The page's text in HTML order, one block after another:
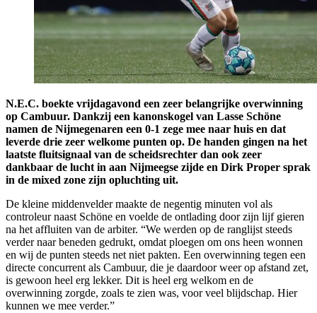
N.E.C. boekte vrijdagavond een zeer belangrijke overwinning
op Cambuur. Dankzij een kanonskogel van Lasse Schöne
namen de Nijmegenaren een 0-1 zege mee naar huis en dat
leverde drie zeer welkome punten op. De handen gingen na het
laatste fluitsignaal van de scheidsrechter dan ook zeer
dankbaar de lucht in aan Nijmeegse zijde en Dirk Proper sprak
in de mixed zone zijn opluchting uit.
De kleine middenvelder maakte de negentig minuten vol als
controleur naast Schöne en voelde de ontlading door zijn lijf gieren
na het affluiten van de arbiter. “We werden op de ranglijst steeds
verder naar beneden gedrukt, omdat ploegen om ons heen wonnen
en wij de punten steeds net niet pakten. Een overwinning tegen een
directe concurrent als Cambuur, die je daardoor weer op afstand zet,
is gewoon heel erg lekker. Dit is heel erg welkom en de
overwinning zorgde, zoals te zien was, voor veel blijdschap. Hier
kunnen we mee verder.”